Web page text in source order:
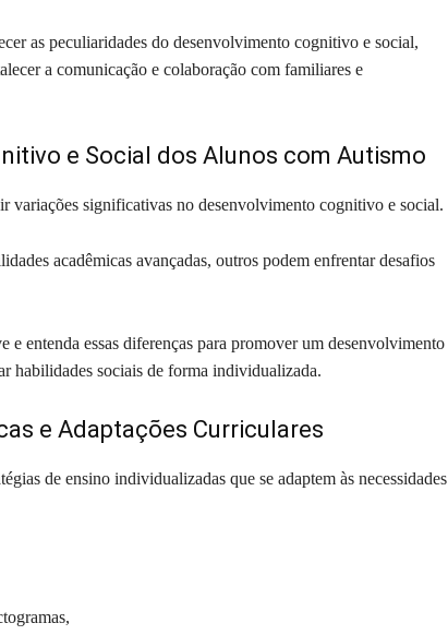
as peculiaridades do desenvolvimento cognitivo e social,
a comunicação e colaboração com familiares e
e Social dos Alunos com Autismo
variações significativas no desenvolvimento cognitivo e social.
acadêmicas avançadas, outros podem enfrentar desafios
e entenda essas diferenças para promover um desenvolvimento
habilidades sociais de forma individualizada.
e Adaptações Curriculares
de ensino individualizadas que se adaptem às necessidades